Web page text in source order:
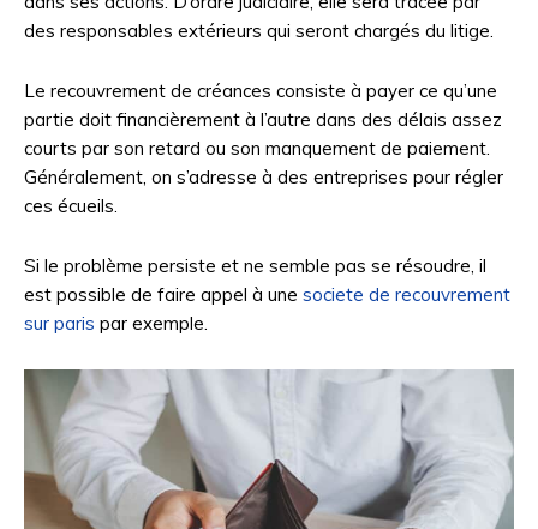
des responsables extérieurs qui seront chargés du litige.
Le recouvrement de créances consiste à payer ce qu’une
partie doit financièrement à l’autre dans des délais assez
courts par son retard ou son manquement de paiement.
Généralement, on s’adresse à des entreprises pour régler
ces écueils.
Si le problème persiste et ne semble pas se résoudre, il
est possible de faire appel à une societe de recouvrement
sur paris par exemple.